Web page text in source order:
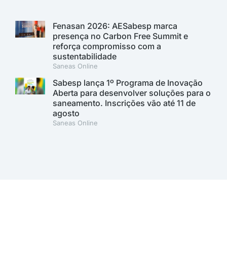
Fenasan 2026: AESabesp marca
presença no Carbon Free Summit e
reforça compromisso com a
sustentabilidade
Saneas Online
Sabesp lança 1º Programa de Inovação
Aberta para desenvolver soluções para o
saneamento. Inscrições vão até 11 de
agosto
Saneas Online